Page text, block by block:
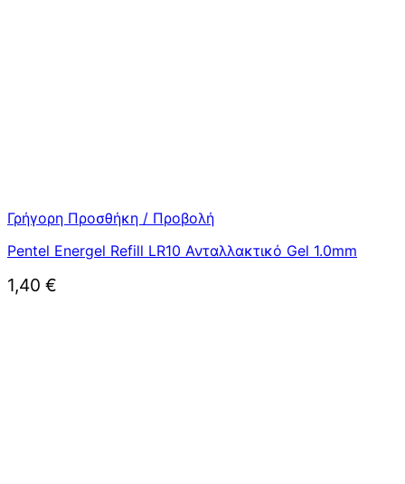
Γρήγορη Προσθήκη / Προβολή
Pentel Energel Refill LR10 Ανταλλακτικό Gel 1.0mm
1,40 €